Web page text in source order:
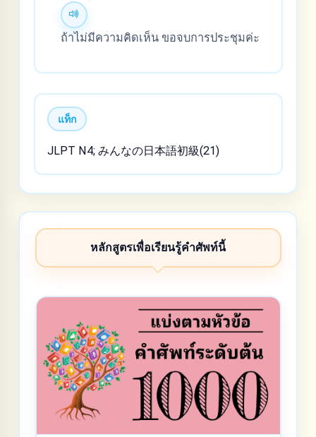
ถ้าไม่มีความคิดเห็น ขอจบการประชุมค่ะ
แท็ก
JLPT N4; みんなの日本語初級(21)
หลักสูตรเพื่อเรียนรู้คำศัพท์นี้